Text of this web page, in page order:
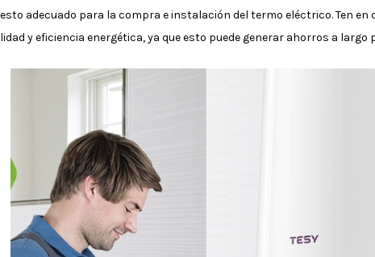
adecuado para la compra e instalación del termo eléctrico. Ten en
y eficiencia energética, ya que esto puede generar ahorros a